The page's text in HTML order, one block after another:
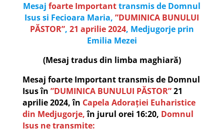
Mesajfoarte Importanttransmis de Domnul
Isus si Fecioara Maria, ”DUMINICA BUNULUI
PĂSTOR”, 21 aprilie 2024, Medjugorje prin
Emilia Mezei
(Mesaj tradus din limba maghiară)
Mesaj foarte Important transmis de Domnul
Isus în ”DUMINICA BUNULUI PĂSTOR”21
aprilie 2024, în Capela Adorației Euharistice
din Medjugorje,în jurul orei 16:20, Domnul
Isus ne transmite: